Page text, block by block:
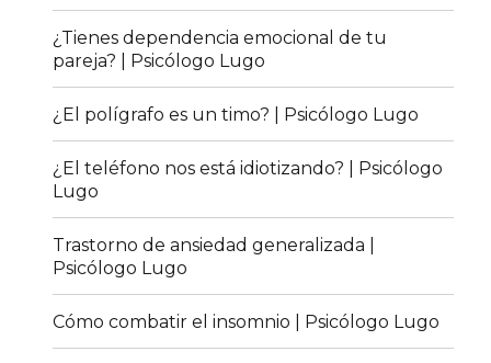
¿Tienes dependencia emocional de tu
pareja? | Psicólogo Lugo
¿El polígrafo es un timo? | Psicólogo Lugo
¿El teléfono nos está idiotizando? | Psicólogo
Lugo
Trastorno de ansiedad generalizada |
Psicólogo Lugo
Cómo combatir el insomnio | Psicólogo Lugo